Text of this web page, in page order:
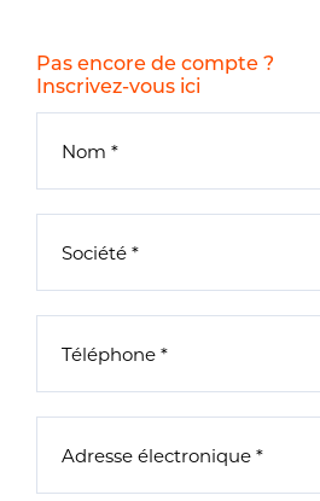
Pas encore de compte ?
Inscrivez-vous ici